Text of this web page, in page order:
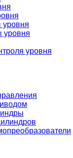
уровня
уровня
уровня